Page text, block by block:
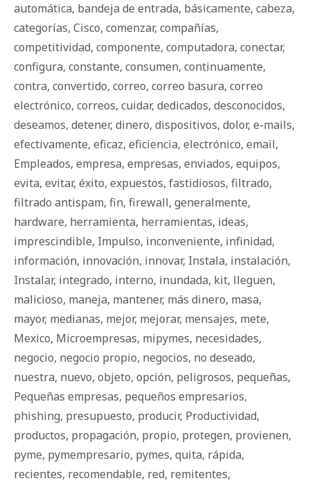
automática, bandeja de entrada, básicamente, cabeza,
categorías, Cisco, comenzar, compañías,
competitividad, componente, computadora, conectar,
configura, constante, consumen, continuamente,
contra, convertido, correo, correo basura, correo
electrónico, correos, cuidar, dedicados, desconocidos,
deseamos, detener, dinero, dispositivos, dolor, e-mails,
efectivamente, eficaz, eficiencia, electrónico, email,
Empleados, empresa, empresas, enviados, equipos,
evita, evitar, éxito, expuestos, fastidiosos, filtrado,
filtrado antispam, fin, firewall, generalmente,
hardware, herramienta, herramientas, ideas,
imprescindible, Impulso, inconveniente, infinidad,
información, innovación, innovar, Instala, instalación,
Instalar, integrado, interno, inundada, kit, lleguen,
malicioso, maneja, mantener, más dinero, masa,
mayor, medianas, mejor, mejorar, mensajes, mete,
Mexico, Microempresas, mipymes, necesidades,
negocio, negocio propio, negocios, no deseado,
nuestra, nuevo, objeto, opción, peligrosos, pequeñas,
Pequeñas empresas, pequeños empresarios,
phishing, presupuesto, producir, Productividad,
productos, propagación, propio, protegen, provienen,
pyme, pymempresario, pymes, quita, rápida,
recientes, recomendable, red, remitentes,